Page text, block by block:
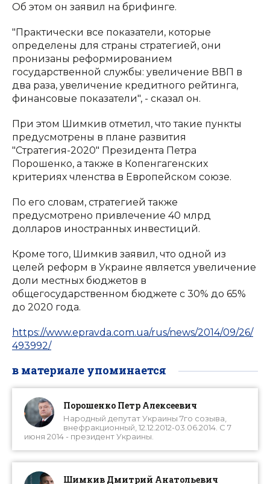
Об этом он заявил на брифинге.
"Практически все показатели, которые
определены для страны стратегией, они
пронизаны реформированием
государственной службы: увеличение ВВП в
два раза, увеличение кредитного рейтинга,
финансовые показатели", - сказал он.
При этом Шимкив отметил, что такие пункты
предусмотрены в плане развития
"Стратегия-2020" Президента Петра
Порошенко, а также в Копенгагенских
критериях членства в Европейском союзе.
По его словам, стратегией также
предусмотрено привлечение 40 млрд
долларов иностранных инвестиций.
Кроме того, Шимкив заявил, что одной из
целей реформ в Украине является увеличение
доли местных бюджетов в
общегосударственном бюджете с 30% до 65%
до 2020 года.
https://www.epravda.com.ua/rus/news/2014/09/26/
493992/
в материале упоминается
Порошенко Петр Алексеевич
Народный депутат Украины 7го созыва,
внефракционный, 12.12.2012-03.06.2014. С 7
июня 2014 - президент Украины.
Шимкив Дмитрий Анатольевич